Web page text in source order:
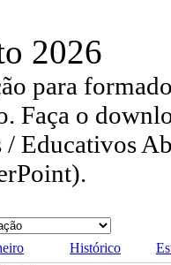
2026
para
Faça o
/ Educativos
Histórico